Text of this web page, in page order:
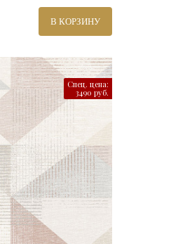
В КОРЗИНУ
Спец. цена:
3490 руб.